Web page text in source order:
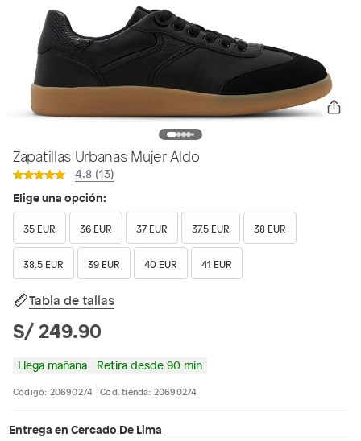
Zapatillas Urbanas Mujer Aldo
4.8 (13)
Elige una opción:
35 EUR 36 EUR 37 EUR 37.5 EUR 38 EUR
38.5 EUR 39 EUR 40 EUR 41 EUR
Tabla de tallas
S/ 249.90
Llega mañana Retira desde 90 min
Código: 20690274 Cód. tienda: 20690274
Entrega en Cercado De Lima